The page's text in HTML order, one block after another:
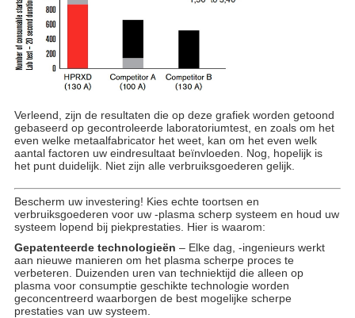
Verleend, zijn de resultaten die op deze grafiek worden getoond
gebaseerd op gecontroleerde laboratoriumtest, en zoals om het
even welke metaalfabricator het weet, kan om het even welk
aantal factoren uw eindresultaat beïnvloeden. Nog, hopelijk is
het punt duidelijk. Niet zijn alle verbruiksgoederen gelijk.
Bescherm uw investering! Kies echte toortsen en
verbruiksgoederen voor uw -plasma scherp systeem en houd uw
systeem lopend bij piekprestaties. Hier is waarom:
Gepatenteerde technologieën – Elke dag, -ingenieurs werkt
aan nieuwe manieren om het plasma scherpe proces te
verbeteren. Duizenden uren van techniektijd die alleen op
plasma voor consumptie geschikte technologie worden
geconcentreerd waarborgen de best mogelijke scherpe
prestaties van uw systeem.